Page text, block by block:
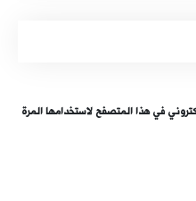
في هذا المتصفح لاستخدامها المرة